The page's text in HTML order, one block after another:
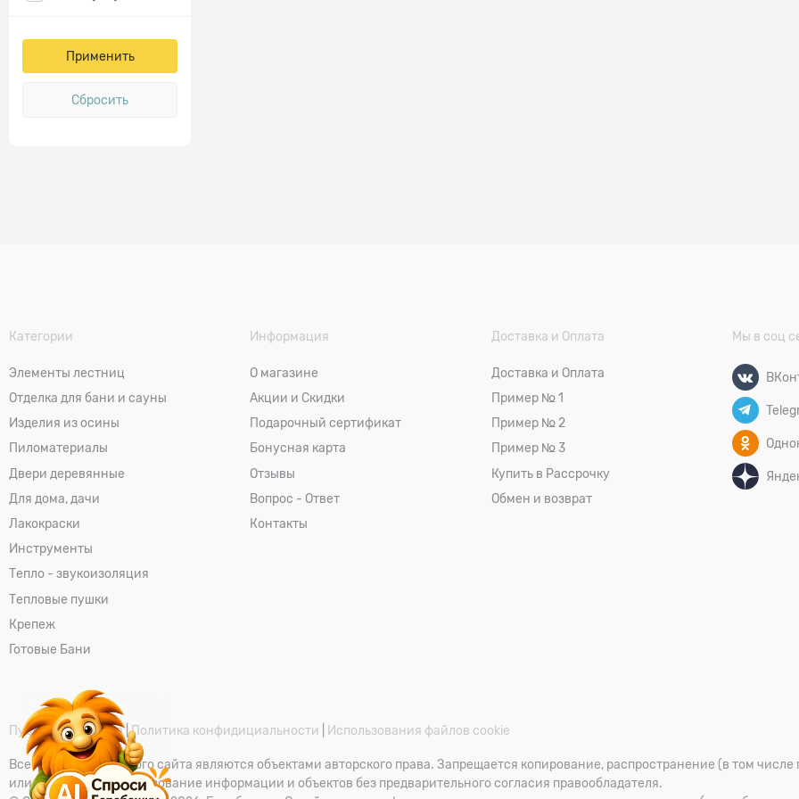
Категории
Элементы лестниц
Отделка для бани и сауны
Изделия из осины
Пиломатериалы
Двери деревянные
Для дома, дачи
Лакокраски
Инструменты
Тепло - звукоизоляция
Тепловые пушки
Крепеж
Готовые Бани
Информация
О магазине
Акции и Скидки
Подарочный сертификат
Бонусная карта
Отзывы
Вопрос - Ответ
Контакты
Доставка и Оплата
Доставка и Оплата
Пример № 1
Пример № 2
Пример № 3
Купить в Рассрочку
Обмен и возврат
Мы в соц
Публичная оферта|Политика конфидициальности Использования файлов cookie
Все материалы данного сайта являются объектами авторского права. Запрещается копирование, распространение (в том
или любое иное использование информации и объектов без предварительного согласия правообладателя.